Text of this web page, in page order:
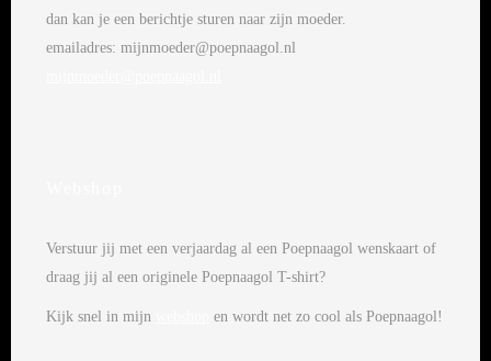
dan kan je een berichtje sturen naar zijn moeder.
emailadres: mijnmoeder@poepnaagol.nl
Verstuur jij met een verjaardag al een Poepnaagol wenskaart of
draag jij al een originele Poepnaagol T-shirt?
Kijk snel in mijn en wordt net zo cool als Poepnaagol!